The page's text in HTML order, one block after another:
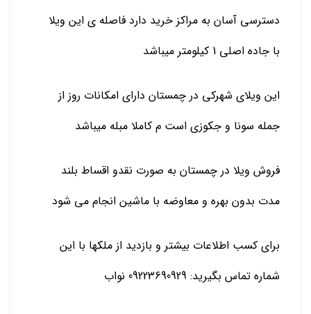
دسترسی آسان به مراکز خرید دارد فاصله ی این ویلا
با جاده اصلی 1 کیلومتر میباشد
این ویلای شهرکی در چمستان دارای امکانات روز از
جمله سونا و جکوزی است م کاملا مبله میباشد
فروش ویلا در چمستان به صورت نقدو اقساط بلند
مدت بدون بهره و معاوضه با ماشین انجام می شود
برای کسب اطلاعات بیشتر و بازدید از ملکها با این
شماره تماس بگیرید: 09223690929 نواب